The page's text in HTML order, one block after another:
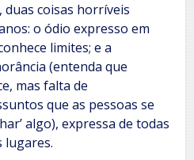
coisas horríveis
o ódio expresso em
limites; e a
(entenda que
mas falta de
que as pessoas se
algo), expressa de todas
lugares.